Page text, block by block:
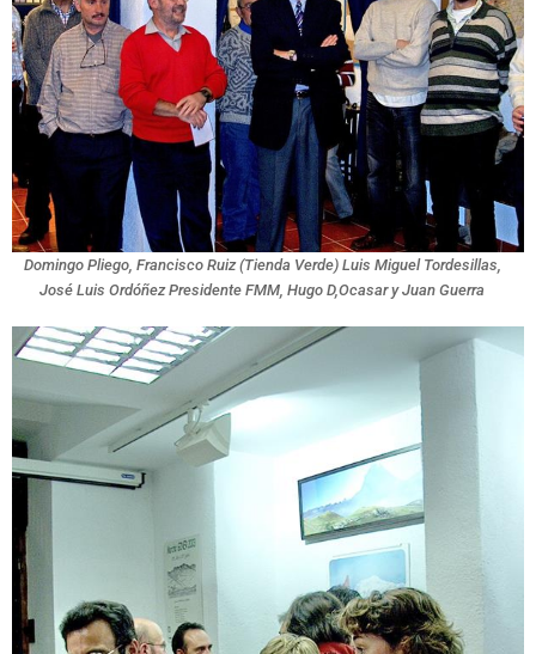
Domingo Pliego, Francisco Ruiz (Tienda Verde) Luis Miguel Tordesillas,
José Luis Ordóñez Presidente FMM, Hugo D,Ocasar y Juan Guerra